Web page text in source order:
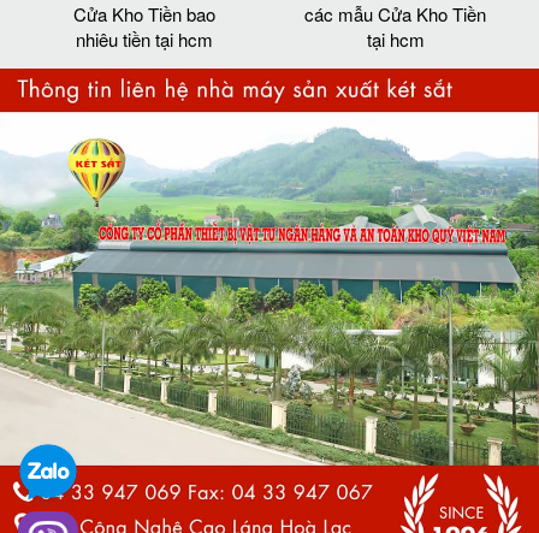
Cửa Kho Tiền bao
nhiêu tiền tại hcm
các mẫu Cửa Kho Tiền
tại hcm